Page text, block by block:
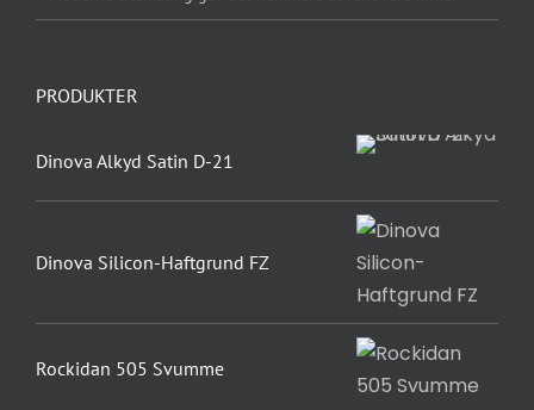
PRODUKTER
Dinova Alkyd Satin D-21
Dinova Silicon-Haftgrund FZ
Rockidan 505 Svumme